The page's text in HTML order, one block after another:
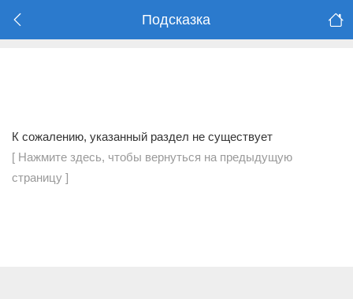
Подсказка
К сожалению, указанный раздел не существует
[ Нажмите здесь, чтобы вернуться на предыдущую
страницу ]